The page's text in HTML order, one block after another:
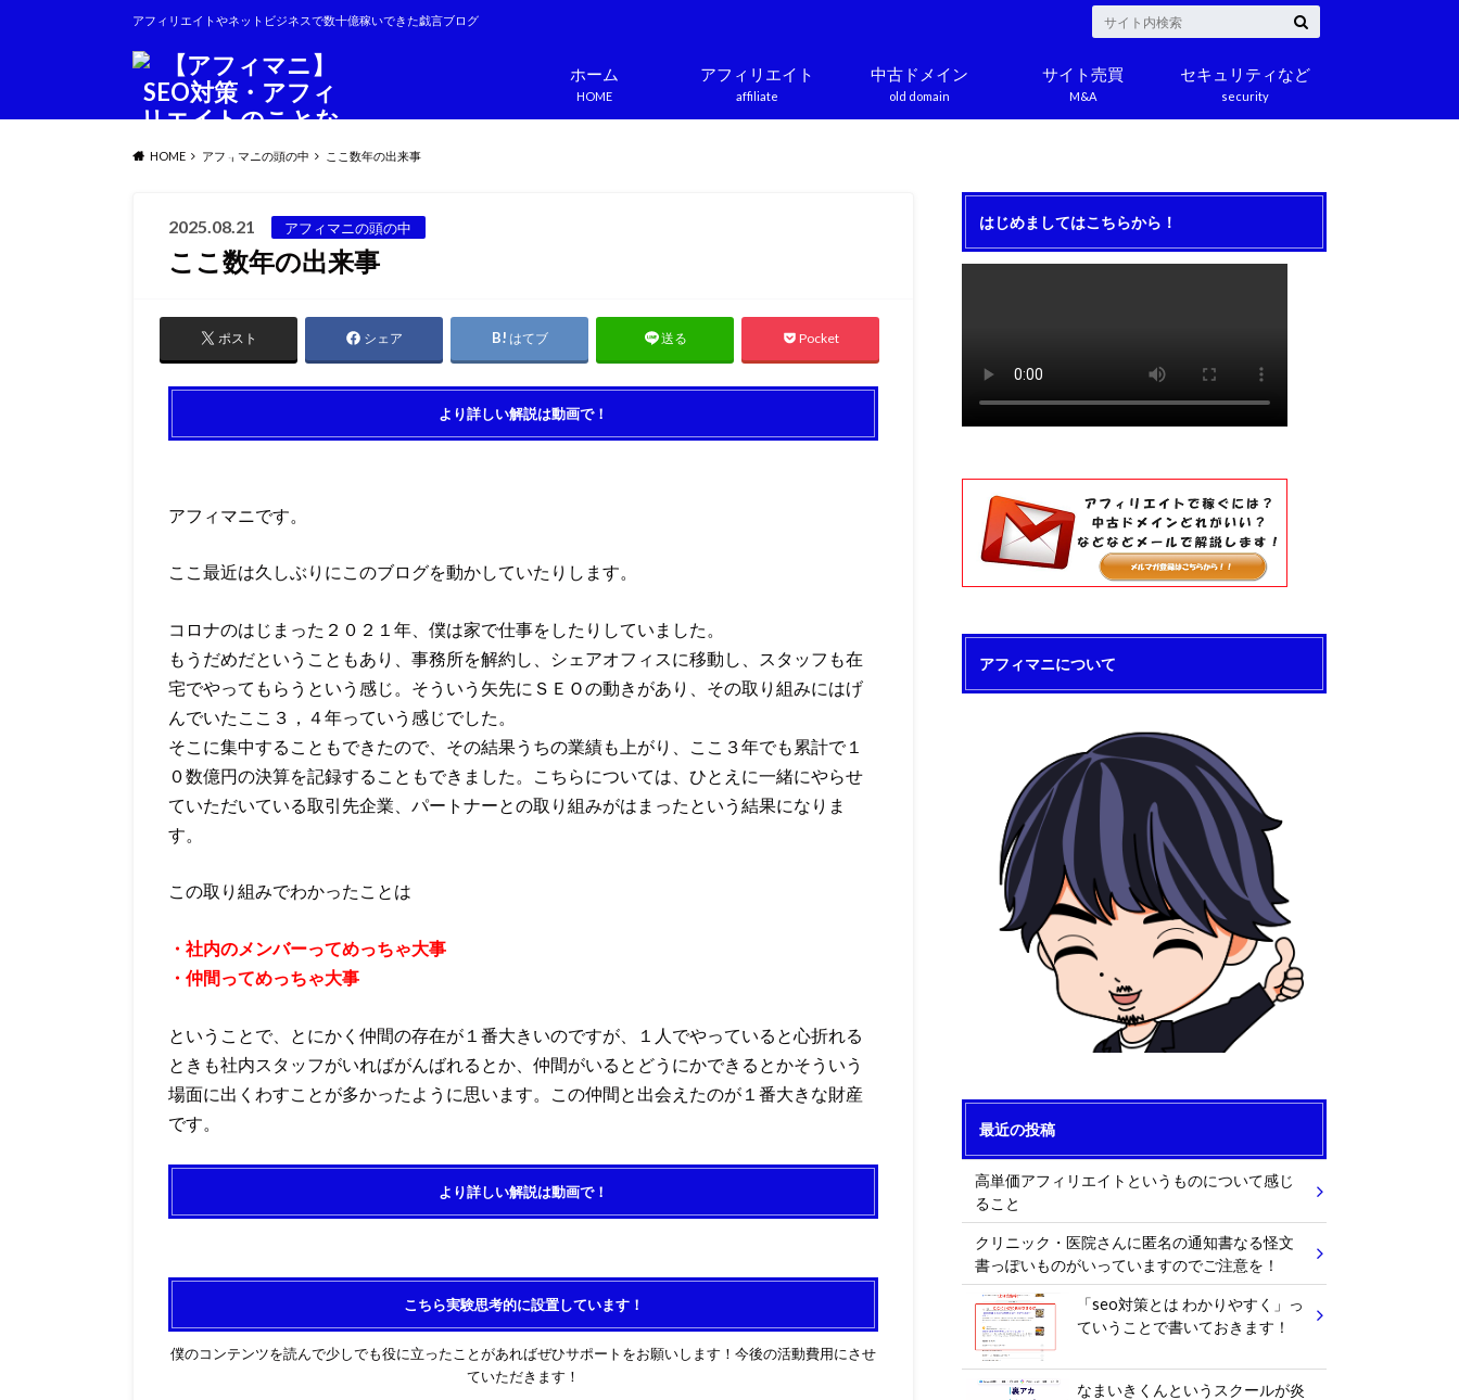
アフィリエイトやネットビジネスで数十億稼いできた戯言ブログ
HOME
ホーム
affiliate
アフィリエイト
old domain
中古ドメイン
M&A
サイト売買
security
セキュリティなど
HOME アフィマニの頭の中 ここ数年の出来事
2025.08.21 アフィマニの頭の中
ここ数年の出来事
ポスト シェア はてブ 送る Pocket
より詳しい解説は動画で！
アフィマニです。
ここ最近は久しぶりにこのブログを動かしていたりします。
コロナのはじまった２０２１年、僕は家で仕事をしたりしていました。
もうだめだということもあり、事務所を解約し、シェアオフィスに移動し、スタッフも在
宅でやってもらうという感じ。そういう矢先にＳＥＯの動きがあり、その取り組みにはげ
んでいたここ３，４年っていう感じでした。
そこに集中することもできたので、その結果うちの業績も上がり、ここ３年でも累計で１
０数億円の決算を記録することもできました。こちらについては、ひとえに一緒にやらせ
ていただいている取引先企業、パートナーとの取り組みがはまったという結果になりま
す。
この取り組みでわかったことは
・社内のメンバーってめっちゃ大事
・仲間ってめっちゃ大事
ということで、とにかく仲間の存在が１番大きいのですが、１人でやっていると心折れる
ときも社内スタッフがいればがんばれるとか、仲間がいるとどうにかできるとかそういう
場面に出くわすことが多かったように思います。この仲間と出会えたのが１番大きな財産
です。
より詳しい解説は動画で！
こちら実験思考的に設置しています！
僕のコンテンツを読んで少しでも役に立ったことがあればぜひサポートをお願いします！今後の活動費用にさせ
ていただきます！
はじめましてはこちらから！
アフィマニについて
最近の投稿
高単価アフィリエイトというものについて感じ
ること
クリニック・医院さんに匿名の通知書なる怪文
書っぽいものがいっていますのでご注意を！
「seo対策とは わかりやすく」っ
ていうことで書いておきます！
なまいきくんというスクールが炎